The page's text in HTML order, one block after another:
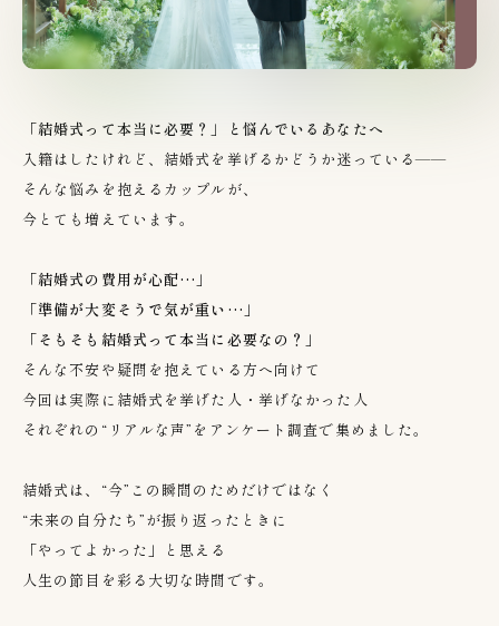
「結婚式って本当に必要？」と悩んでいるあなたへ
入籍はしたけれど、結婚式を挙げるかどうか迷っている——
そんな悩みを抱えるカップルが、
今とても増えています。
「結婚式の費用が心配…」
「準備が大変そうで気が重い…」
「そもそも結婚式って本当に必要なの？」
そんな不安や疑問を抱えている方へ向けて
今回は実際に結婚式を挙げた人・挙げなかった人
それぞれの“リアルな声”をアンケート調査で集めました。
結婚式は、“今”この瞬間のためだけではなく
“未来の自分たち”が振り返ったときに
「やってよかった」と思える
人生の節目を彩る大切な時間です。